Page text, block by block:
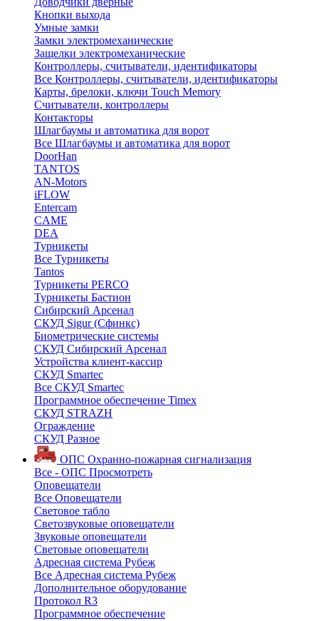
Кнопки выхода
Умные замки
Замки электромеханические
Защелки электромеханические
Контроллеры, считыватели, идентификаторы
Все Контроллеры, считыватели, идентификаторы
Карты, брелоки, ключи Touch Memory
Считыватели, контроллеры
Контакторы
Шлагбаумы и автоматика для ворот
Все Шлагбаумы и автоматика для ворот
DoorHan
TANTOS
AN-Motors
iFLOW
Entercam
CAME
DEA
Турникеты
Все Турникеты
Tantos
Турникеты PERCO
Турникеты Бастион
Сибирский Арсенал
СКУД Sigur (Сфинкс)
Биометрические системы
СКУД Сибирский Арсенал
Устройства клиент-кассир
СКУД Smartec
Все СКУД Smartec
Программное обеспечение Timex
СКУД STRAZH
Ограждение
СКУД Разное
ОПС Охранно-пожарная сигнализация
Все - ОПС Просмотреть
Оповещатели
Все Оповещатели
Световое табло
Светозвуковые оповещатели
Звуковые оповещатели
Световые оповещатели
Адресная система Рубеж
Все Адресная система Рубеж
Дополнительное оборудование
Протокол R3
Программное обеспечение